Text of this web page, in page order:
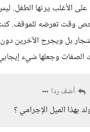
الأغلب يرثها الطفل.
وقت تعرضه للموقف. كنت
بل ويجرح الآخرين
وجعلها شيء
أضف ردا
الميل الإجرامي ؟